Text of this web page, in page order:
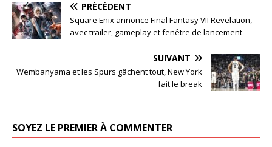
PRÉCÉDENT
Square Enix annonce Final Fantasy VII Revelation,
avec trailer, gameplay et fenêtre de lancement
SUIVANT
Wembanyama et les Spurs gâchent tout, New York
fait le break
SOYEZ LE PREMIER À COMMENTER